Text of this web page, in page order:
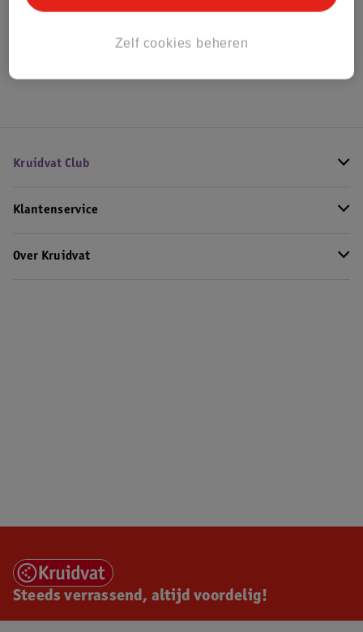
Kruidvat Club
Klantenservice
Over Kruidvat
Steeds verrassend, altijd voordelig!
Zelf cookies beheren